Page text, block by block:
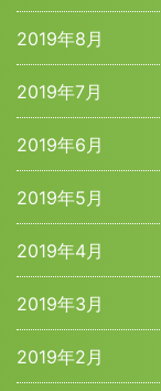
2019年8月
2019年7月
2019年6月
2019年5月
2019年4月
2019年3月
2019年2月